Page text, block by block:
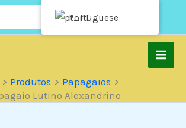
Produtos
Papagaios
Lutino Alexandrino
Portuguese